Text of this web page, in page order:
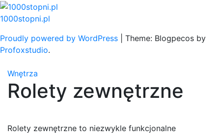
Skip
to
1000stopni.pl
Proudly powered by WordPress
Theme: Blogpecos by
Profoxstudio.
Wnętrza
Rolety zewnętrzne
Rolety zewnętrzne to niezwykle funkcjonalne